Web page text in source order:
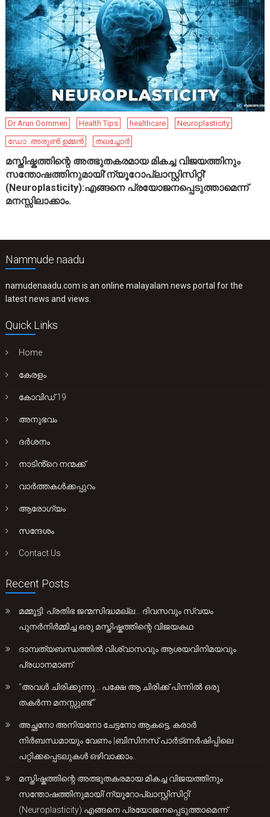
Dr Arun Oommen Health Tips healthcare
Neuroplasticity
ഡോ .അരുൺ ഉമ്മൻ
തലച്ചോർ
മസ്തിഷ്കത്തിന്റെ അത്ഭുതകരമായ മികച്ച വിജയത്തിനും
സന്തോഷത്തിനുമായി’ന്യൂറോപ്ലാസ്റ്റിസിറ്റി’
(Neuroplasticity):എങ്ങനെ പ്രയോജനപ്പെടുത്താമെന്ന്
മനസ്സിലാക്കാം.
Nammude naadu
namudenaadu.com is an online malayalam news portal for the
latest news and views.
Quick Links
Home
കേരളം
കോവിഡ് 19
അനുഭവം
ദർശനം
നാടിൻ്റെ നന്മക്ക്
വാർത്തകൾക്കപ്പുറം
ആരോഗ്യം
സന്ദേശം
Contact Us
Recent Posts
മമ്മൂട്ടി: പ്രതിഭ ജന്മസിദ്ധമല്ല… ദിവസവും സ്വയം
പുനർനിർമ്മിച്ച ഒരു മസ്തിഷ്കത്തിന്റെ വിജയകഥ
ദാമ്പത്യബന്ധത്തിൽ വിശ്വാസവും ആശയവിനിമയവും
പ്രധാനമാണ്.
“അവൾ ചിരിക്കുന്നു… പക്ഷേ ആ ചിരിക്ക് പിന്നിൽ ഒരു
തകർന്ന മനസ്സുണ്ട്.”
അച്ഛനോ അനിയനോ ചേട്ടനോ ആകട്ടെ, കരാർ
നിർബന്ധമായും വേണം |ബിസിനസ് പാർട്ണർഷിപ്പിലെ
പറ്റിക്കപ്പെടലുകൾ ഒഴിവാക്കാം..
മസ്തിഷ്കത്തിന്റെ അത്ഭുതകരമായ മികച്ച വിജയത്തിനും
സന്തോഷത്തിനുമായി’ന്യൂറോപ്ലാസ്റ്റിസിറ്റി’
(Neuroplasticity):എങ്ങനെ പ്രയോജനപ്പെടുത്താമെന്ന്